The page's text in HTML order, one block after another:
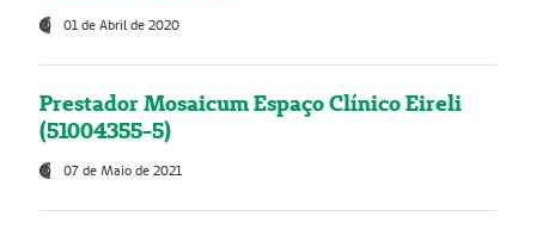
01 de Abril de 2020
Prestador Mosaicum Espaço Clínico Eireli
(51004355-5)
07 de Maio de 2021